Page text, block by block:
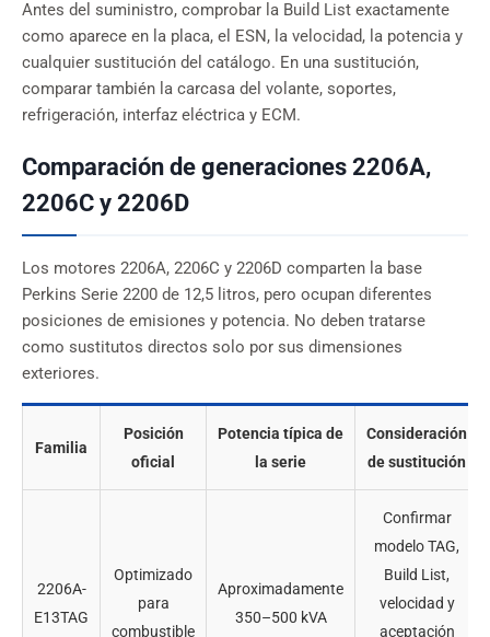
Antes del suministro, comprobar la Build List exactamente
como aparece en la placa, el ESN, la velocidad, la potencia y
cualquier sustitución del catálogo. En una sustitución,
comparar también la carcasa del volante, soportes,
refrigeración, interfaz eléctrica y ECM.
Comparación de generaciones 2206A,
2206C y 2206D
Los motores 2206A, 2206C y 2206D comparten la base
Perkins Serie 2200 de 12,5 litros, pero ocupan diferentes
posiciones de emisiones y potencia. No deben tratarse
como sustitutos directos solo por sus dimensiones
exteriores.
Familia
Posición
oficial
Potencia típica de
la serie
Consideración
de sustitución
2206A-
E13TAG
Optimizado
para
combustible
Aproximadamente
350–500 kVA
Confirmar
modelo TAG,
Build List,
velocidad y
aceptación